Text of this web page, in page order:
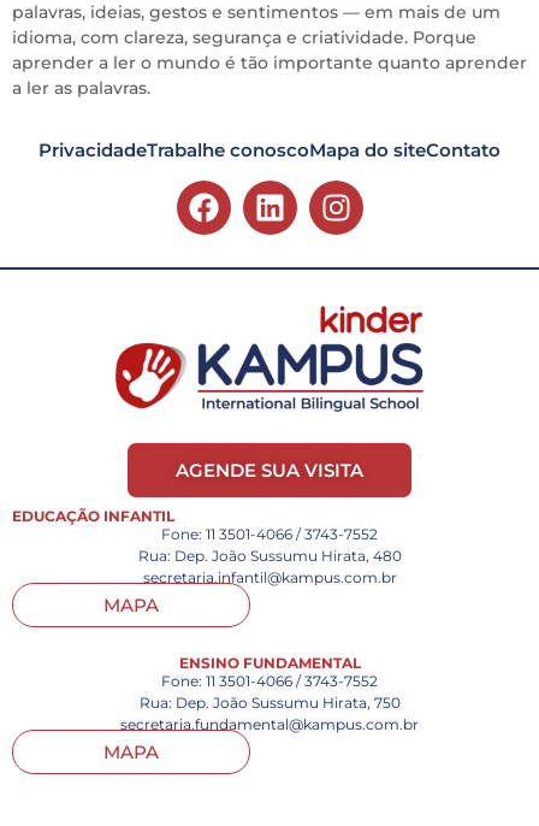
palavras, ideias, gestos e sentimentos — em mais de um
idioma, com clareza, segurança e criatividade. Porque
aprender a ler o mundo é tão importante quanto aprender
a ler as palavras.
PrivacidadeTrabalhe conoscoMapa do siteContato
AGENDE SUA VISITA
EDUCAÇÃO INFANTIL
Fone: 11 3501-4066 / 3743-7552
Rua: Dep. João Sussumu Hirata, 480
secretaria.infantil@kampus.com.br
MAPA
ENSINO FUNDAMENTAL
Fone: 11 3501-4066 / 3743-7552
Rua: Dep. João Sussumu Hirata, 750
secretaria.fundamental@kampus.com.br
MAPA